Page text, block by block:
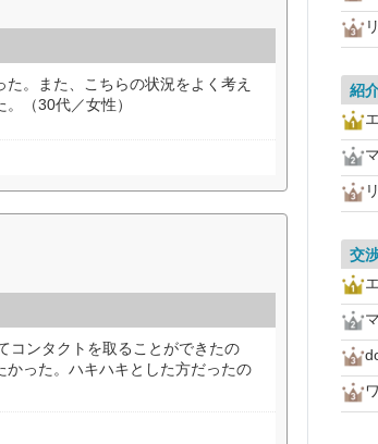
。また、こちらの状況をよく考え
（30代／女性）
コンタクトを取ることができたの
った。ハキハキとした方だったの
紹
交